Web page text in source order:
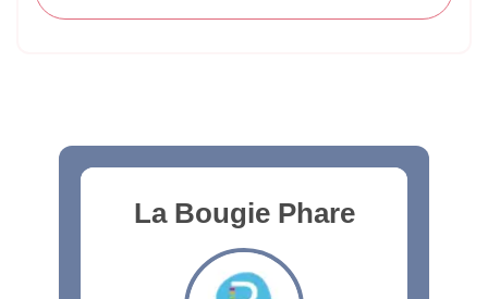
La Bougie Phare